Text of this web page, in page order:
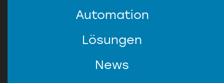
Automation
Lösungen
News
KUNDENDIENST